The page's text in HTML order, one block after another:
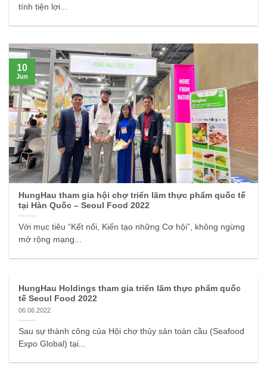
tính tiện lợi...
HungHau tham gia hội chợ triển lãm thực phẩm quốc tế
tại Hàn Quốc – Seoul Food 2022
Với mục tiêu “Kết nối, Kiến tạo những Cơ hội”, không ngừng
mở rộng mạng...
10
Jun
HungHau Holdings tham gia triển lãm thực phẩm quốc
tế Seoul Food 2022
06.06.2022
Sau sự thành công của Hội chợ thủy sản toàn cầu (Seafood
Expo Global) tại...